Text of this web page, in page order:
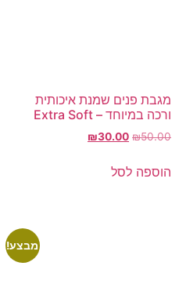
מגבת פנים שמנת איכותית
ורכה במיוחד – Extra Soft
₪50.00
₪30.00
הוספה לסל
מבצע!